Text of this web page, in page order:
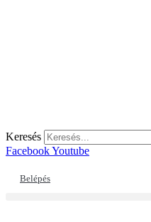
Keresés
FacebookYoutube
Belépés